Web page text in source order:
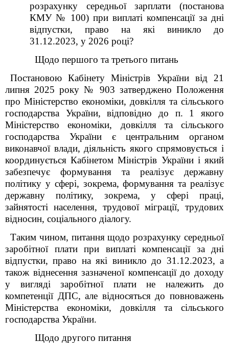
розрахунку середньої зарплати (постанова
КМУ № 100) при виплаті компенсації за дні
відпустки, право на які виникло до
31.12.2023, у 2026 році?
Щодо першого та третього питань
Постановою Кабінету Міністрів України від 21
липня 2025 року № 903 затверджено Положення
про Міністерство економіки, довкілля та сільського
господарства України, відповідно до п. 1 якого
Міністерство економіки, довкілля та сільського
господарства України є центральним органом
виконавчої влади, діяльність якого спрямовується і
координується Кабінетом Міністрів України і який
забезпечує формування та реалізує державну
політику у сфері, зокрема, формування та реалізує
державну політику, зокрема, у сфері праці,
зайнятості населення, трудової міграції, трудових
відносин, соціального діалогу.
Таким чином, питання щодо розрахунку середньої
заробітної плати при виплаті компенсації за дні
відпустки, право на які виникло до 31.12.2023, а
також віднесення зазначеної компенсації до доходу
у вигляді заробітної плати не належить до
компетенції ДПС,але відносяться доповноважень
Міністерства економіки, довкілля та сільського
господарства України.
Щодо другого питання